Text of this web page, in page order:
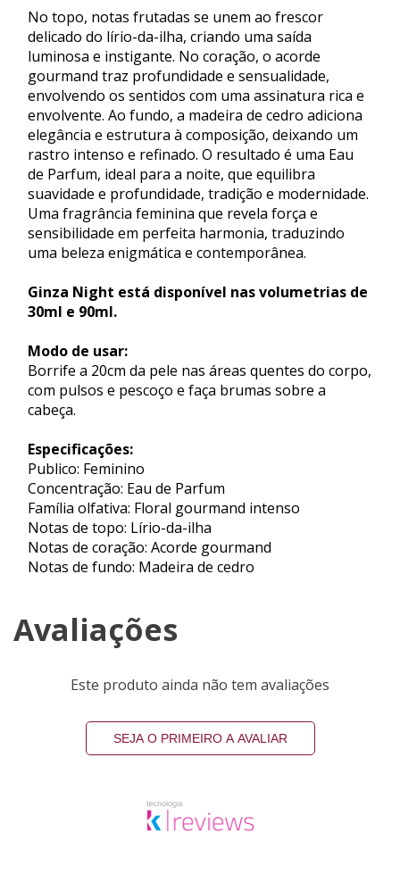
No topo, notas frutadas se unem ao frescor
delicado do lírio-da-ilha, criando uma saída
luminosa e instigante. No coração, o acorde
gourmand traz profundidade e sensualidade,
envolvendo os sentidos com uma assinatura rica e
envolvente. Ao fundo, a madeira de cedro adiciona
elegância e estrutura à composição, deixando um
rastro intenso e refinado. O resultado é uma Eau
de Parfum, ideal para a noite, que equilibra
suavidade e profundidade, tradição e modernidade.
Uma fragrância feminina que revela força e
sensibilidade em perfeita harmonia, traduzindo
uma beleza enigmática e contemporânea.
Ginza Night está disponível nas volumetrias de
30ml e 90ml.
Modo de usar:
Borrife a 20cm da pele nas áreas quentes do corpo,
com pulsos e pescoço e faça brumas sobre a
cabeça.
Especificações:
Publico: Feminino
Concentração: Eau de Parfum
Família olfativa: Floral gourmand intenso
Notas de topo: Lírio-da-ilha
Notas de coração: Acorde gourmand
Notas de fundo: Madeira de cedro
Avaliações
Este produto ainda não tem avaliações
SEJA O PRIMEIRO A AVALIAR